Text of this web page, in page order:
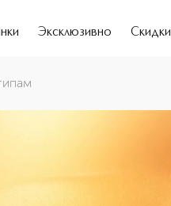
Эксклюзивно Скидки